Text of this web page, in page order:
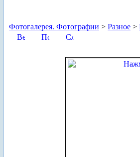
Фотогалерея. Фотографии > Разное >